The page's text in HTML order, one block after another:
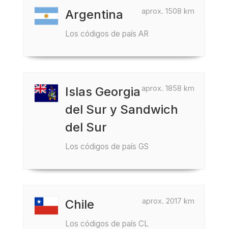
aprox. 1508 km
Argentina
Los códigos de país AR
aprox. 1858 km
Islas Georgia
del Sur y Sandwich
del Sur
Los códigos de país GS
aprox. 2017 km
Chile
Los códigos de país CL